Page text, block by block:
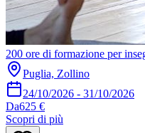
200 ore di formazione per
Puglia, Zollino
24/10/2026 - 31/10/2026
Da625 €
Scopri di più